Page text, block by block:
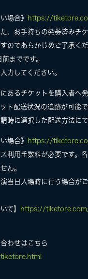
場合》
https://
、お手持ちの発券済みチ
のであらかじめご了承くだ
までです。
力してください。
あるチケットを購入者へ発
ト配送状況の追跡が可能
時に選択した配送方法に
場合》
https://
利用手数料が必要です。
ん。
当日入場時に行う場合が
て】
https://
わせはこちら